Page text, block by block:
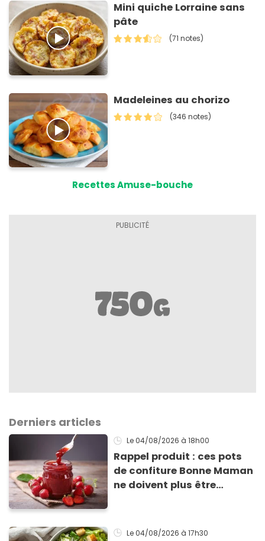
Mini quiche Lorraine sans
pâte
(71 notes)
Madeleines au chorizo
(346 notes)
Recettes Amuse-bouche
Derniers articles
Le 04/08/2026 à 18h00
Rappel produit : ces pots
de confiture Bonne Maman
ne doivent plus être
morceaux de verre
Le 04/08/2026 à 17h30